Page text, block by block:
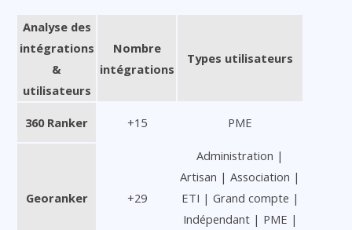
Analyse des
intégrations
&
utilisateurs
Nombre
intégrations
Types utilisateurs
360 Ranker +15 PME
Georanker +29
Administration |
Artisan | Association |
ETI | Grand compte |
Indépendant | PME |